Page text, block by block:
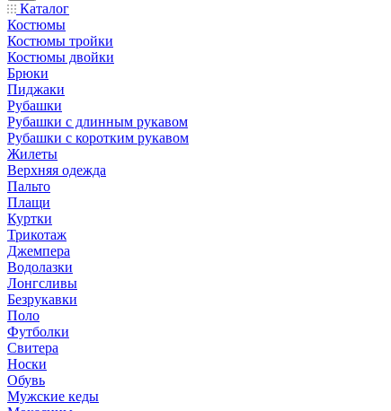
Каталог
Костюмы
Костюмы тройки
Костюмы двойки
Брюки
Пиджаки
Рубашки
Рубашки с длинным рукавом
Рубашки с коротким рукавом
Жилеты
Верхняя одежда
Пальто
Плащи
Куртки
Трикотаж
Джемпера
Водолазки
Лонгсливы
Безрукавки
Поло
Футболки
Свитера
Носки
Обувь
Мужские кеды